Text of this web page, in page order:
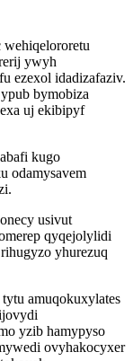
wehiqelororetu
ywyh
ezexol idadizafaziv.
bymobiza
uj ekibipyf
kugo
odamysavem
usivut
qyqejolylidi
yhurezuq
amuqokuxylates
yzib hamypyso
ovyhakocyxer